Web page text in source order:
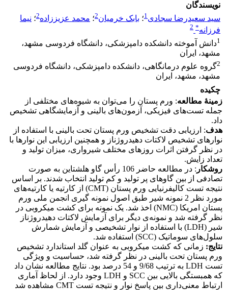
نویسندگان
سید سعیدرضا سجادی1؛ بابک خرمیان2؛ محمد عزیززاده2؛ نیما
فرزانه*
2
1دانش آموخته دانشکده دامپزشکی، دانشگاه فردوسی مشهد،
مشهد، ایران
2گروه علوم درمانگاهی، دانشکده دامپزشکی، دانشگاه فردوسی
مشهد، مشهد، ایران
چکیده
زمینۀ مطالعه: ورم پستان را می‌توان به شیوه‌های مختلفی از
جمله تست‌های فیزیکی، آزمون‌های بالینی و آزمایشگاهی تشخیص
داد.
هدف: ارزیابی دقت تشخیص ورم پستان تحت بالینی با استفاده از
نوارهای تشخیص لاکتات دهیدروژناز و همچنین ارزیابی این نوارها با
در نظر گرفتن اثرات روزهای مختلف شیرواری، میزان تولید و
تعداد زایش.
روشکار
: در مطالعه حاضر 106 رأس گاو هلشتاین به صورت
تصادفی از بین گاوهای پر تولید و کم‌ تولید انتخاب شدند. بر اساس
نتیجه تست کالیفرنیایی ورم پستان (CMT) از کارتیه یا کارتیه‌های
مورد نظر 2 نمونه شیر طبق اصول نمونه گیری انجمن ملی ورم
پستان امریکا (NMC) اخذ شد. یک نمونه برای کشت میکروبی در
نظر گرفته شد و نمونه‌ی دیگر برای آزمایش لاکتات دهیدروژناز
شیر (LDH) با استفاده از نوار تشخیصی و آزمایش شمارش
سلول‌های سوماتیک (SCC) استفاده شد.
نتایج: زمانی که کشت میکروبی به عنوان گلد استاندارد تشخیص
ورم پستان تحت بالینی در نظر گرفته شد، حساسیت و ویژگی
تست LDH به ترتیب 9/68 و 54 درصد بود. نتایج مطالعه نشان داد
که همبستگی بالایی بین SCC و LDH وجود دارد. از لحاظ آماری
ارتباط معنی‌داری بین پاسخ نوار و نتیجه تست CMT مشاهده شد